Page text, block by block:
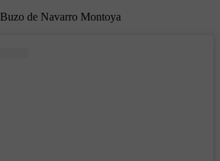
Buzo de Navarro Montoya